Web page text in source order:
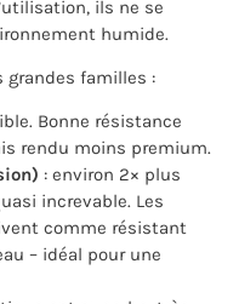
ils ne se
humide.
grandes familles :
Bonne résistance
rendu moins premium.
: environ 2× plus
increvable. Les
comme résistant
– idéal pour une